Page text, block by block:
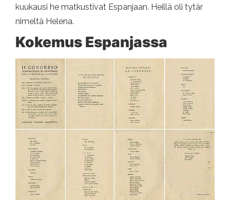
kuukausi he matkustivat Espanjaan. Heillä oli tytär
nimeltä Helena.
Kokemus Espanjassa